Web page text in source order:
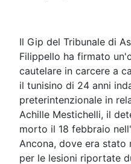
Il Gip del Tribunale di
Filippello ha firmato
cautelare in carcere a
il tunisino di 24 anni
preterintenzionale in
Achille Mestichelli, il
morto il 18 febbraio
Ancona, dove era
per le lesioni riportate